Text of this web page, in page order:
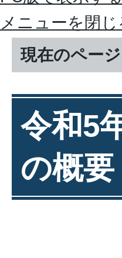
メニューを閉じ
現在のページ
令和5
の概要